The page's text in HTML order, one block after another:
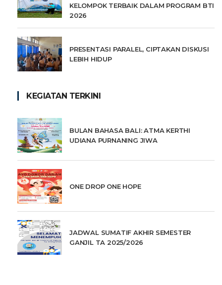
KELOMPOK TERBAIK DALAM PROGRAM BTI
2026
PRESENTASI PARALEL, CIPTAKAN DISKUSI
LEBIH HIDUP
KEGIATAN TERKINI
BULAN BAHASA BALI: ATMA KERTHI
UDIANA PURNANING JIWA
ONE DROP ONE HOPE
JADWAL SUMATIF AKHIR SEMESTER
GANJIL TA 2025/2026